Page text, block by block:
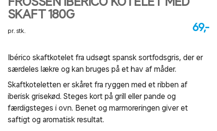
SKAFT 180G
pr. stk. 69,-
Ibérico skaftkotelet fra udsøgt spansk sortfodsgris, der er
særdeles lækre og kan bruges på et hav af måder.
Skaftkoteletten er skåret fra ryggen med et ribben af
iberisk grisekød. Steges kort på grill eller pande og
færdigsteges i ovn. Benet og marmoreringen giver et
saftigt og aromatisk resultat.